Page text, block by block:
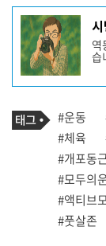
기
사
작
성
자
프
필
역
습
기
사
관
련
태
그
태
그
#운동
#체육
#개포동
#모두의
#액티브
#풋살존